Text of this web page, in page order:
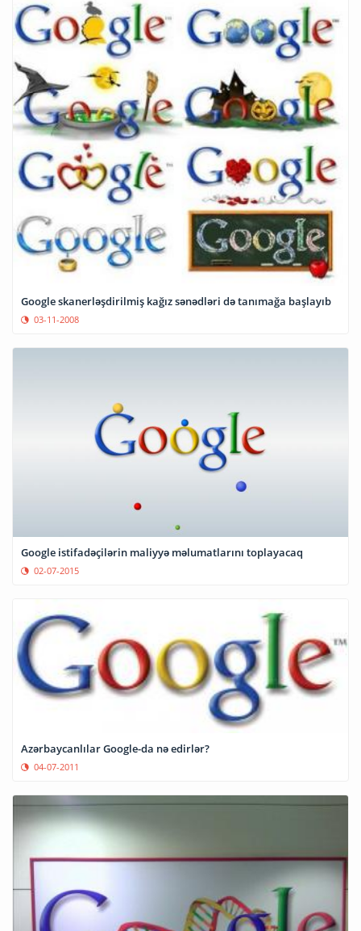
Google skanerləşdirilmiş kağız sənədləri də tanımağa başlayıb
03-11-2008
Google istifadəçilərin maliyyə məlumatlarını toplayacaq
02-07-2015
Azərbaycanlılar Google-da nə edirlər?
04-07-2011